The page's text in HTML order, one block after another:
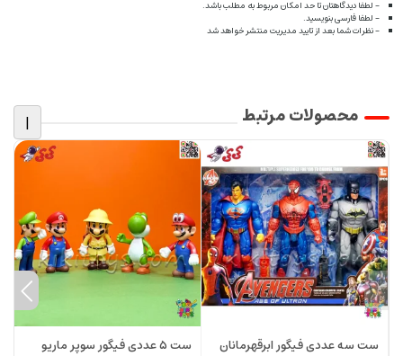
- لطفا دیدگاهتان تا حد امکان مربوط به مطلب باشد.
- لطفا فارسی بنویسید.
- نظرات شما بعد از تایید مدیریت منتشر خواهد شد
محصولات مرتبط |
ست سه عددی فیگور ابرقهرمانان ست ۵ عددی فیگور سوپر ماریو